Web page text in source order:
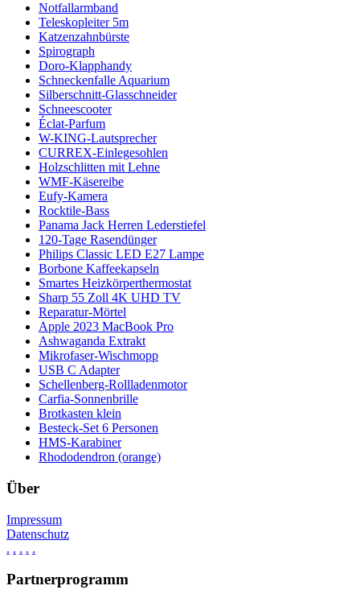
Notfallarmband
Teleskopleiter 5m
Katzenzahnbürste
Spirograph
Doro-Klapphandy
Schneckenfalle Aquarium
Silberschnitt-Glasschneider
Schneescooter
Éclat-Parfum
W-KING-Lautsprecher
CURREX-Einlegesohlen
Holzschlitten mit Lehne
WMF-Käsereibe
Eufy-Kamera
Rocktile-Bass
Panama Jack Herren Lederstiefel
120-Tage Rasendünger
Philips Classic LED E27 Lampe
Borbone Kaffeekapseln
Smartes Heizkörperthermostat
Sharp 55 Zoll 4K UHD TV
Reparatur-Mörtel
Apple 2023 MacBook Pro
Ashwaganda Extrakt
Mikrofaser-Wischmopp
USB C Adapter
Schellenberg-Rollladenmotor
Carfia-Sonnenbrille
Brotkasten klein
Besteck-Set 6 Personen
HMS-Karabiner
Rhododendron (orange)
Über
Impressum
Datenschutz
. . . . .
Partnerprogramm